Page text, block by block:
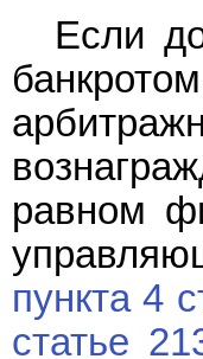
Если
равном
пункта 4
статье